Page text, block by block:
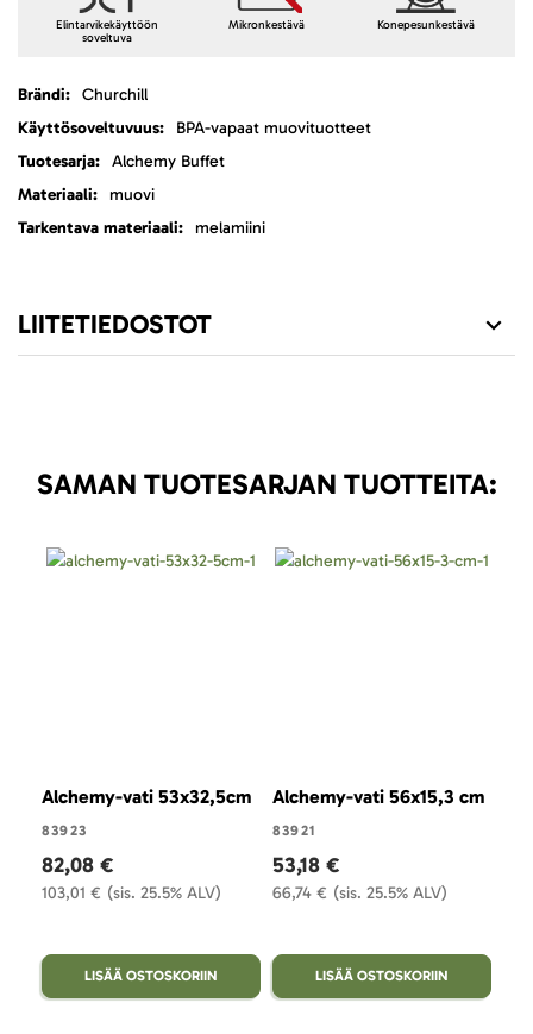
Elintarvikekäyttöön
soveltuva
Mikronkestävä Konepesunkestävä
LisätietojaChurchill
BPA-vapaat muovituotteet
Alchemy Buffet
muovi
melamiini
LIITETIEDOSTOT
SAMAN TUOTESARJAN TUOTTEITA:
Alchemy-vati 53x32,5cm
83923
(sis. 25.5% ALV)
103,01 €
82,08 €
LISÄÄ OSTOSKORIIN
Alchemy-vati 56x15,3 cm
83921
(sis. 25.5% ALV)
66,74 €
53,18 €
LISÄÄ OSTOSKORIIN